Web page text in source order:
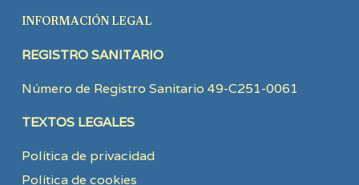
INFORMACIÓN LEGAL
REGISTRO SANITARIO
Número de Registro Sanitario 49-C251-0061
TEXTOS LEGALES
Política de privacidad
Política de cookies